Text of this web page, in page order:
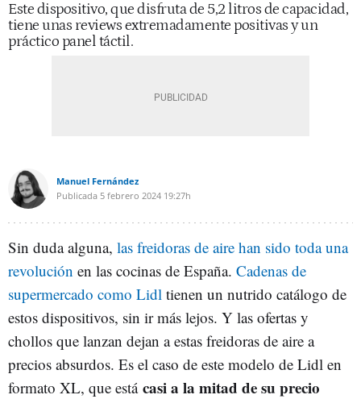
Este dispositivo, que disfruta de 5,2 litros de capacidad,
tiene unas reviews extremadamente positivas y un
práctico panel táctil.
Manuel Fernández
Publicada 5 febrero 2024 19:27h
Sin duda alguna, las freidoras de aire han sido toda una
revolución en las cocinas de España. Cadenas de
supermercado como Lidl tienen un nutrido catálogo de
estos dispositivos, sin ir más lejos. Y las ofertas y
chollos que lanzan dejan a estas freidoras de aire a
precios absurdos. Es el caso de este modelo de Lidl en
formato XL, que está casi a la mitad de su precio